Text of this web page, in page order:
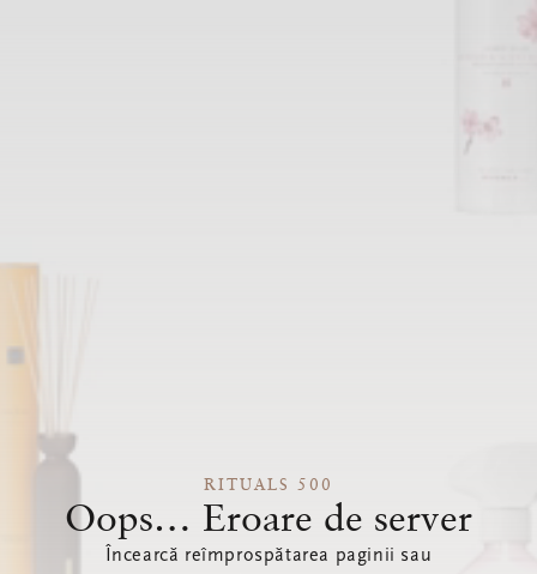
RITUALS 500
Oops… Eroare de server
Încearcă reîmprospătarea paginii sau